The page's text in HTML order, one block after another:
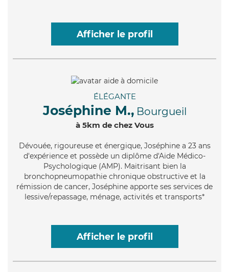
Afficher le profil
ÉLÉGANTE
Joséphine M., Bourgueil
à 5km de chez Vous
Dévouée, rigoureuse et énergique, Joséphine a 23 ans
d'expérience et possède un diplôme d'Aide Médico-
Psychologique (AMP). Maitrisant bien la
bronchopneumopathie chronique obstructive et la
rémission de cancer, Joséphine apporte ses services de
lessive/repassage, ménage, activités et transports*
Afficher le profil